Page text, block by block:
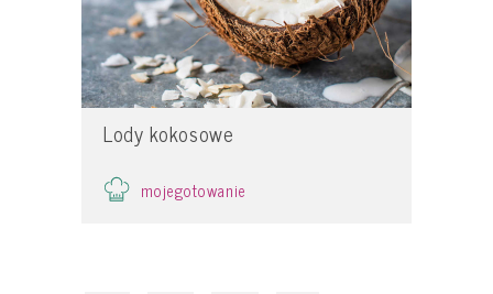
Lody kokosowe
mojegotowanie